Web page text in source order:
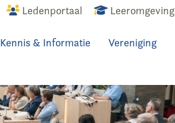
Ledenportaal Leeromgeving
Kennis & Informatie Vereniging